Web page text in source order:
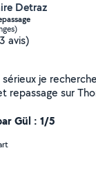
Detraz
avis)
je
repassage sur
Gül : 1/5